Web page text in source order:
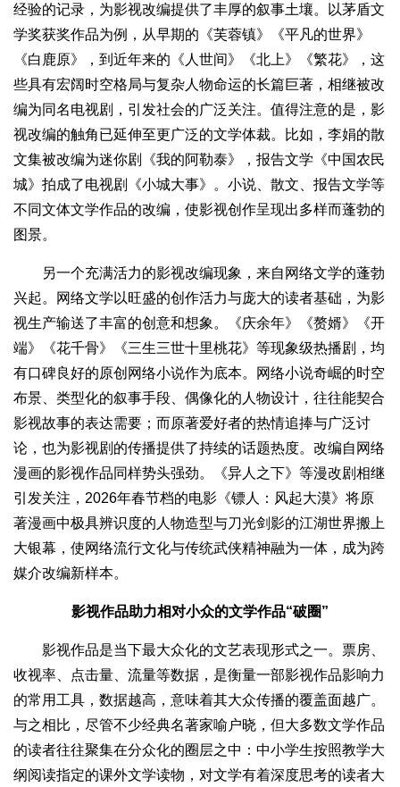
经验的记录，为影视改编提供了丰厚的叙事土壤。以茅盾文
学奖获奖作品为例，从早期的《芙蓉镇》《平凡的世界》
《白鹿原》，到近年来的《人世间》《北上》《繁花》，这
些具有宏阔时空格局与复杂人物命运的长篇巨著，相继被改
编为同名电视剧，引发社会的广泛关注。值得注意的是，影
视改编的触角已延伸至更广泛的文学体裁。比如，李娟的散
文集被改编为迷你剧《我的阿勒泰》，报告文学《中国农民
城》拍成了电视剧《小城大事》。小说、散文、报告文学等
不同文体文学作品的改编，使影视创作呈现出多样而蓬勃的
图景。
另一个充满活力的影视改编现象，来自网络文学的蓬勃
兴起。网络文学以旺盛的创作活力与庞大的读者基础，为影
视生产输送了丰富的创意和想象。《庆余年》《赘婿》《开
端》《花千骨》《三生三世十里桃花》等现象级热播剧，均
有口碑良好的原创网络小说作为底本。网络小说奇崛的时空
布景、类型化的叙事手段、偶像化的人物设计，往往能契合
影视故事的表达需要；而原著爱好者的热情追捧与广泛讨
论，也为影视剧的传播提供了持续的话题热度。改编自网络
漫画的影视作品同样势头强劲。《异人之下》等漫改剧相继
引发关注，2026年春节档的电影《镖人：风起大漠》将原
著漫画中极具辨识度的人物造型与刀光剑影的江湖世界搬上
大银幕，使网络流行文化与传统武侠精神融为一体，成为跨
媒介改编新样本。
影视作品助力相对小众的文学作品“破圈”
影视作品是当下最大众化的文艺表现形式之一。票房、
收视率、点击量、流量等数据，是衡量一部影视作品影响力
的常用工具，数据越高，意味着其大众传播的覆盖面越广。
与之相比，尽管不少经典名著家喻户晓，但大多数文学作品
的读者往往聚集在分众化的圈层之中：中小学生按照教学大
纲阅读指定的课外文学读物，对文学有着深度思考的读者大